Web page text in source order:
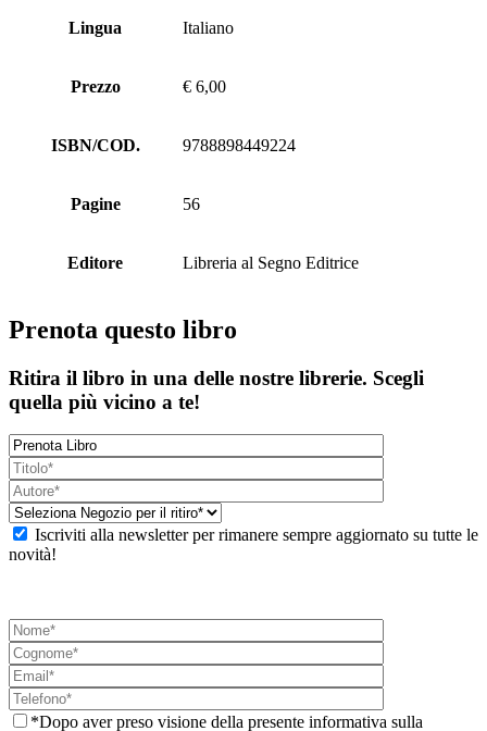
Lingua Italiano
Prezzo € 6,00
ISBN/COD. 9788898449224
Pagine 56
Editore Libreria al Segno Editrice
Prenota questo libro
Ritira il libro in una delle nostre librerie. Scegli
quella più vicino a te!
Iscriviti alla newsletter per rimanere sempre aggiornato su tutte le
novità!
*Dopo aver preso visione della presente informativa sulla